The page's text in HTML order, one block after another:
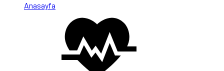
Anasayfa